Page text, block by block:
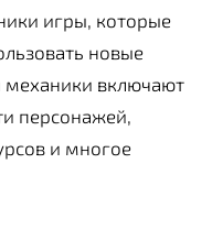
игры, которые
новые
механики включают
персонажей,
и многое